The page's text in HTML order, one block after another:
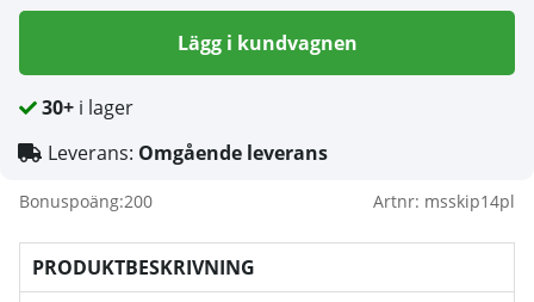
Lägg i kundvagnen
30+ i lager
Leverans: Omgående leverans
Bonuspoäng:200 Artnr: msskip14pl
PRODUKTBESKRIVNING